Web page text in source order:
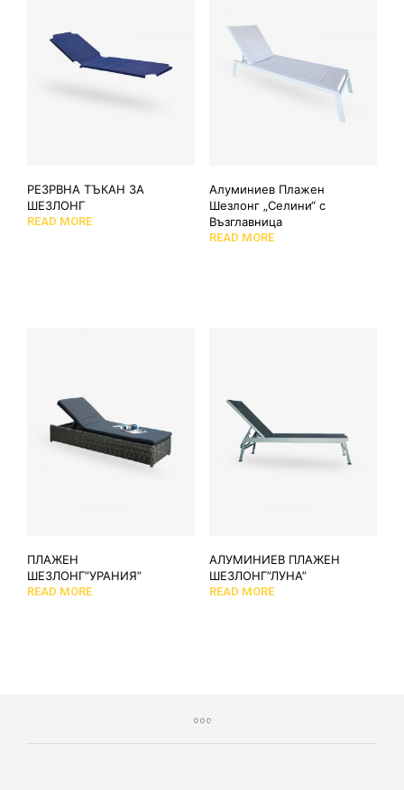
РЕЗРВНА ТЪКАН ЗА
ШЕЗЛОНГ
READ MORE
Алуминиев Плажен
Шезлонг „Селини“ с
Възглавница
READ MORE
ПЛАЖЕН
ШЕЗЛОНГ”УРАНИЯ”
READ MORE
АЛУМИНИЕВ ПЛАЖЕН
ШЕЗЛОНГ”ЛУНА”
READ MORE